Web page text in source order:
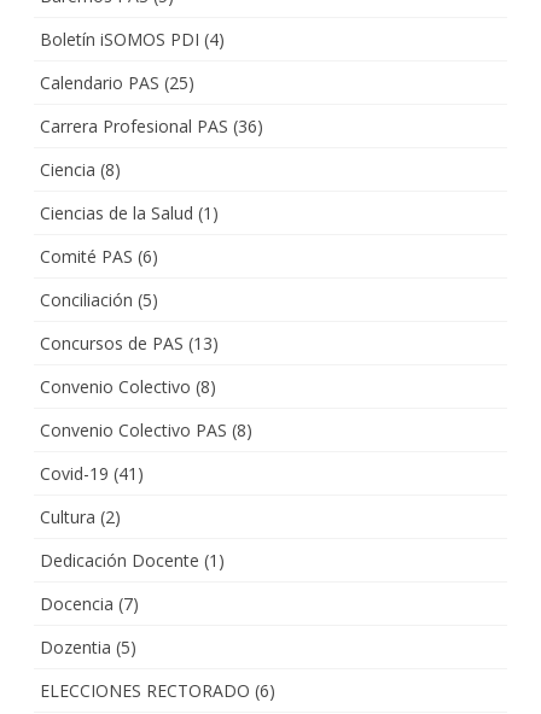
Boletín iSOMOS PDI (4)
Calendario PAS (25)
Carrera Profesional PAS (36)
Ciencia (8)
Ciencias de la Salud (1)
Comité PAS (6)
Conciliación (5)
Concursos de PAS (13)
Convenio Colectivo (8)
Convenio Colectivo PAS (8)
Covid-19 (41)
Cultura (2)
Dedicación Docente (1)
Docencia (7)
Dozentia (5)
ELECCIONES RECTORADO (6)